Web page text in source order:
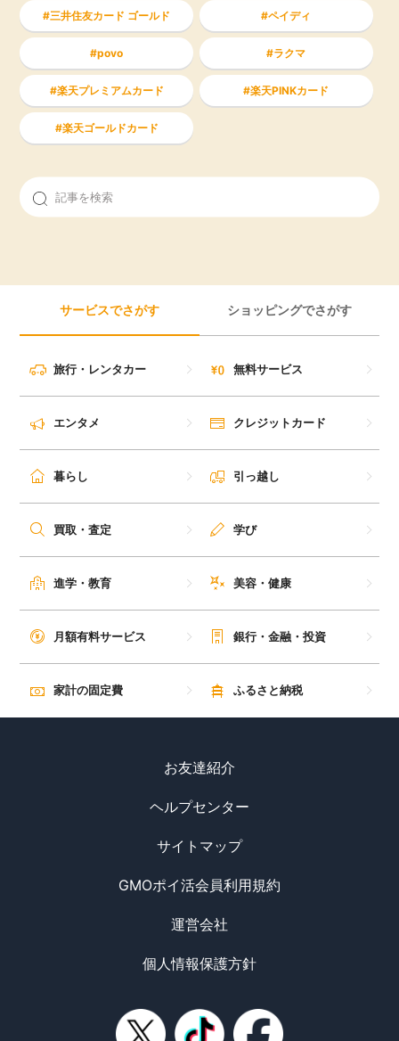
三井住友カード ゴールド ペイディ
povo ラクマ
楽天プレミアムカード 楽天PINKカード
楽天ゴールドカード
サービスでさがす ショッピングでさがす
旅行・レンタカー 無料サービス
エンタメ クレジットカード
暮らし 引っ越し
買取・査定 学び
進学・教育 美容・健康
月額有料サービス 銀行・金融・投資
家計の固定費 ふるさと納税
お友達紹介
ヘルプセンター
サイトマップ
GMOポイ活会員利用規約
運営会社
個人情報保護方針